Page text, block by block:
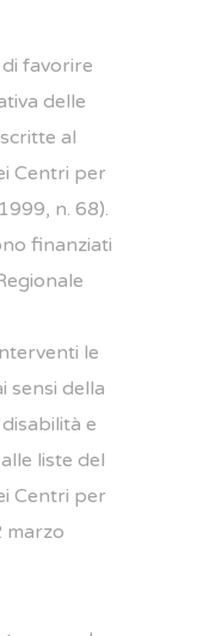
di favorire
delle
al
Centri per
n. 68).
finanziati
le
sensi della
e
liste del
Centri per
marzo